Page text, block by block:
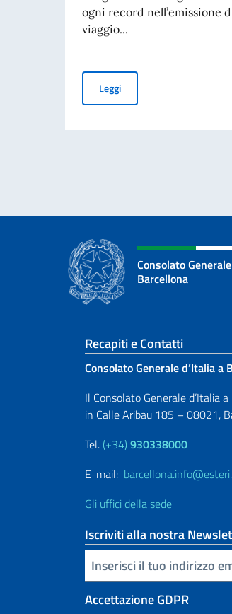
ogni record nell’emissione
viaggio...
LeggiConsolato trasparente:
Consolato
Barcellona
Sezione
Recapiti e Contatti
Consolato Generale d’Italia a
Il Consolato Generale d’Italia
in Calle Aribau 185 – 08021,
Tel. (+34) 930338000
E-mail:
Gli uffici della sede
Iscriviti alla nostra
Inserisci la tua email
Accettazione GDPR